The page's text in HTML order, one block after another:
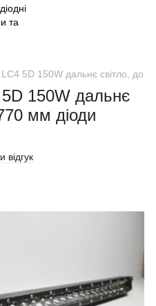
5D 150W дальнє світло,
150W дальнє
мм діоди
відгук